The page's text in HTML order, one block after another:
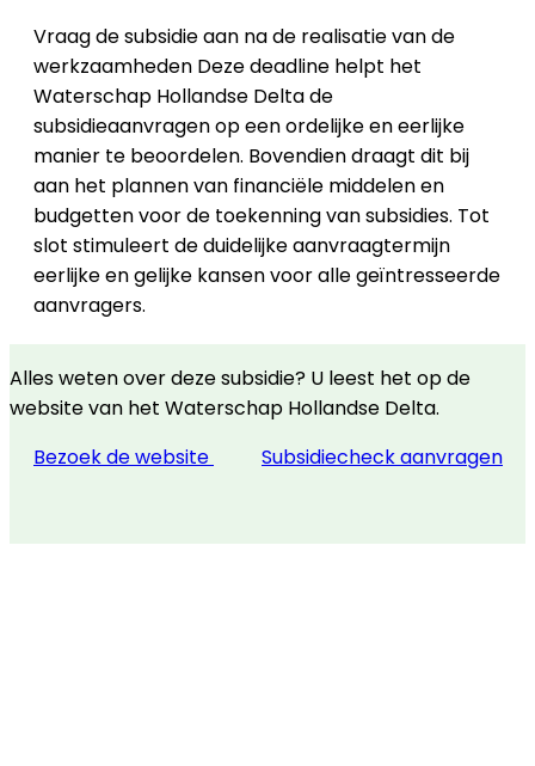
Vraag de subsidie aan na de realisatie van de
werkzaamheden Deze deadline helpt het
Waterschap Hollandse Delta de
subsidieaanvragen op een ordelijke en eerlijke
manier te beoordelen. Bovendien draagt dit bij
aan het plannen van financiële middelen en
budgetten voor de toekenning van subsidies. Tot
slot stimuleert de duidelijke aanvraagtermijn
eerlijke en gelijke kansen voor alle geïntresseerde
aanvragers.
Alles weten over deze subsidie? U leest het op de
website van het Waterschap Hollandse Delta.
Bezoek de website
Subsidiecheck aanvragen